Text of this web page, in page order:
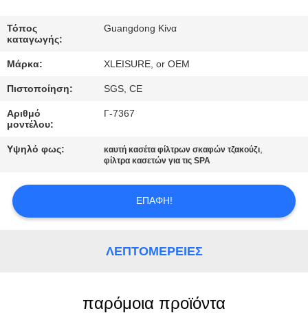
ΈΛΕΓΧΟΣ
ΖΗΤΉΣΤΕ
ΈΝΑ
ΑΠΌΣΠΑΣΜΑ
SITEMAP
Τόπος
καταγωγής:
Guangdong Κίνα
Μάρκα: XLEISURE, or OEM
Πιστοποίηση: SGS, CE
Αριθμό
μοντέλου:
Γ-7367
Υψηλό φως: καυτή κασέτα φίλτρων σκαφών τζακούζι,
φίλτρα κασετών για τις SPA
ΕΠΑΦΉ!
ΛΕΠΤΟΜΈΡΕΙΕΣ
παρόμοια προϊόντα